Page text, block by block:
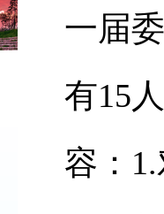
一届
有15
容：